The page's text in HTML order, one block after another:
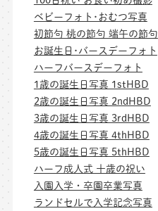
ベビーフォト･おむつ写真
初節句 桃の節句 端午の節句
お誕生日･バースデーフォト
ハーフバースデーフォト
1歳の誕生日写真 1stHBD
2歳の誕生日写真 2ndHBD
3歳の誕生日写真 3rdHBD
4歳の誕生日写真 4thHBD
5歳の誕生日写真 5thHBD
ハーフ成人式 十歳の祝い
入園入学・卒園卒業写真
ランドセルで入学記念写真